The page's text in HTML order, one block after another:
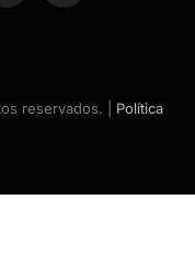
reservados. | Política